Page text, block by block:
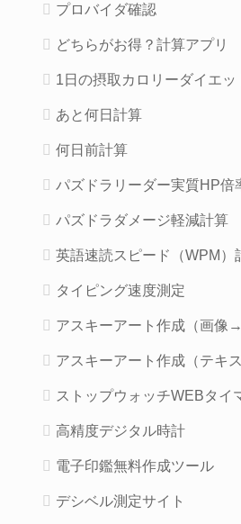
プロバイダ確認
どちらがお得？計算アプリ
1日の摂取カロリーダイエッ
あと何日計算
何日前計算
パズドラリーダー実質HP倍
パズドラダメージ軽減計算
英語速読スピード（WPM）
タイピング速度測定
アスキーアート作成（画像
アスキーアート作成（テキ
ストップウォッチWEBタイ
高精度デジタル時計
電子印鑑無料作成ツール
デシベル測定サイト